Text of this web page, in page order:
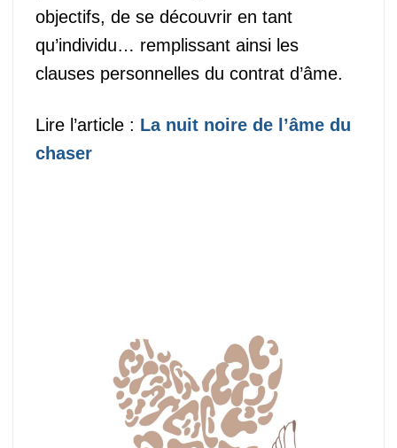
objectifs, de se découvrir en tant
qu’individu… remplissant ainsi les
clauses personnelles du contrat d’âme.
Lire l’article : La nuit noire de l’âme du
chaser